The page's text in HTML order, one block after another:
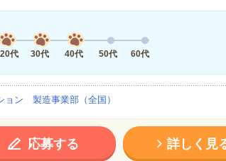
20代
30代 40代 50代 60代
ョン 製造事業部（全国）
応募する 詳しく見